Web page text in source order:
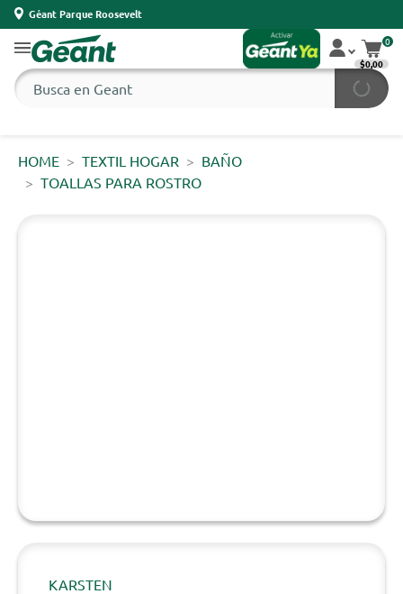
Géant Parque Roosevelt
0
$0,00
HOME TEXTIL HOGAR
BAÑO
TOALLAS PARA ROSTRO
KARSTEN